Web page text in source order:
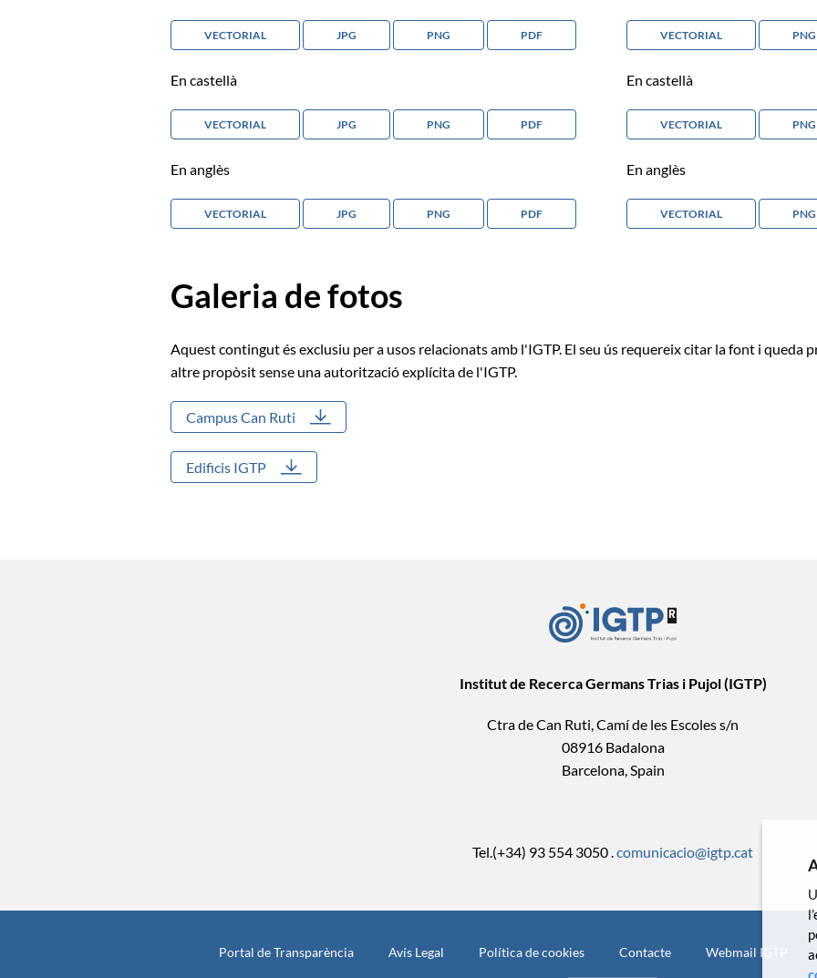
VECTORIAL JPG PNG PDF
En castellà
VECTORIAL JPG PNG PDF
En anglès
VECTORIAL JPG PNG PDF
VECTORIAL PNG
En castellà
VECTORIAL PNG
En anglès
VECTORIAL PNG
Galeria de fotos
Aquest contingut és exclusiu per a usos relacionats amb l'IGTP. El seu ús requereix citar la font i queda
altre propòsit sense una autorització explícita de l'IGTP.
Campus Can Ruti
Edificis IGTP
Institut de Recerca Germans Trias i Pujol (IGTP)
Ctra de Can Ruti, Camí de les Escoles s/n
08916 Badalona
Barcelona, Spain
Tel.(+34) 93 554 3050 .comunicacio@igtp.cat
Portal de Transparència Avís Legal Política de cookies Contacte Webmail IGTP